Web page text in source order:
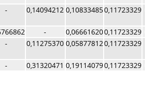
- 0,14094212 0,108334850,11723329
- 0,066616200,11723329
- 0,11275370 0,058778120,11723329
- 0,31320471 0,191140790,11723329